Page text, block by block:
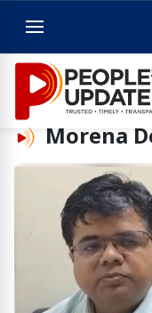
Morena